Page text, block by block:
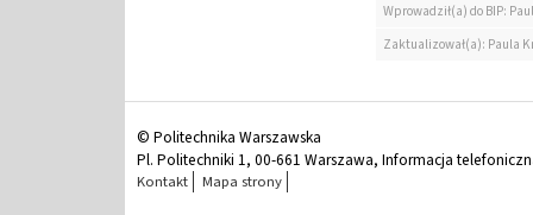
Wprowadził(a) do BIP:
Zaktualizował(a): Paula
© Politechnika Warszawska
Pl. Politechniki 1, 00-661 Warszawa, Informacja
Kontakt Mapa strony